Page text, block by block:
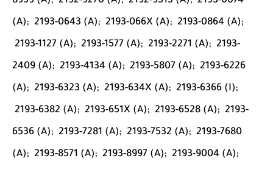
(A); 2193-0643 (A); 2193-066X (A); 2193-0864 (A);
2193-1127 (A); 2193-1577 (A); 2193-2271 (A); 2193-
2409 (A); 2193-4134 (A); 2193-5807 (A); 2193-6226
(A); 2193-6323 (A); 2193-634X (A); 2193-6366 (I);
2193-6382 (A); 2193-651X (A); 2193-6528 (A); 2193-
6536 (A); 2193-7281 (A); 2193-7532 (A); 2193-7680
(A); 2193-8571 (A); 2193-8997 (A); 2193-9004 (A);